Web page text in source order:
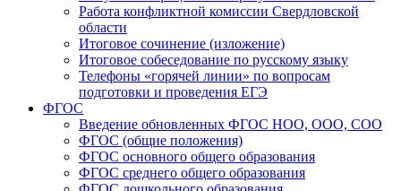
Работа конфликтной комиссии Свердловской
области
Итоговое сочинение (изложение)
Итоговое собеседование по русскому языку
Телефоны «горячей линии» по вопросам
подготовки и проведения ЕГЭ
ФГОС
Введение обновленных ФГОС НОО, ООО, СОО
ФГОС (общие положения)
ФГОС основного общего образования
ФГОС среднего общего образования